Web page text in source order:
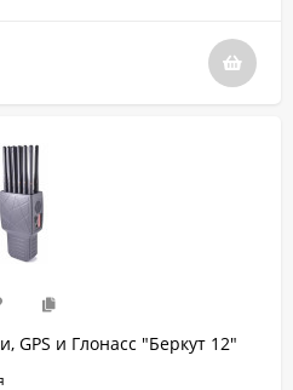
GPS и Глонасс "Беркут 12"